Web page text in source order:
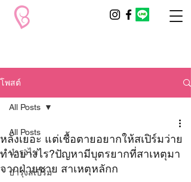
โพสต์
All Posts
บำรุงไข่
บำรุงสเปิร์ม
All Posts
หลั่งเยอะ แต่เชื้อตายอยากให้สเปิร์มว่าย
ทำอย่างไร?ปัญหามีบุตรยากที่สาเหตุมา
จากฝ่ายชาย สาเหตุหลักก